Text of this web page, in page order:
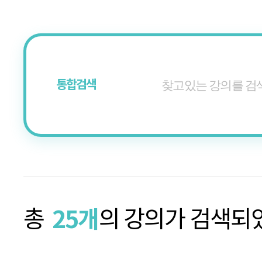
통합검색
총 25개 의 강의가 검색되